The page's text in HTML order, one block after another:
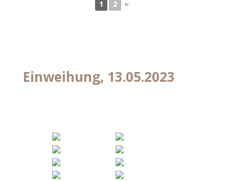
1 2 ►
Einweihung, 13.05.2023